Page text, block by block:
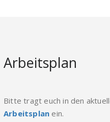
Arbeitsplan
Bitte tragt euch in den
Arbeitsplan ein.